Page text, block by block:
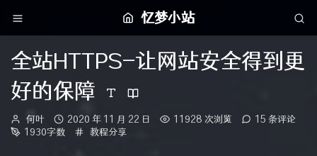
忆梦小站
全站HTTPS-让网站安全得到更
好的保障
博
主：
何叶
发
布
2020 年 11 月 22 日 11928 次浏览
15 条评论
1930字数
分
教程分享